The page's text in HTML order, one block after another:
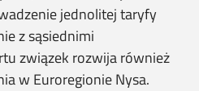
jednolitej taryfy
z sąsiednimi
związek rozwija również
w Euroregionie Nysa.